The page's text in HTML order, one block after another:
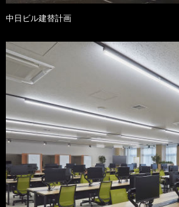
中日ビル建替計画